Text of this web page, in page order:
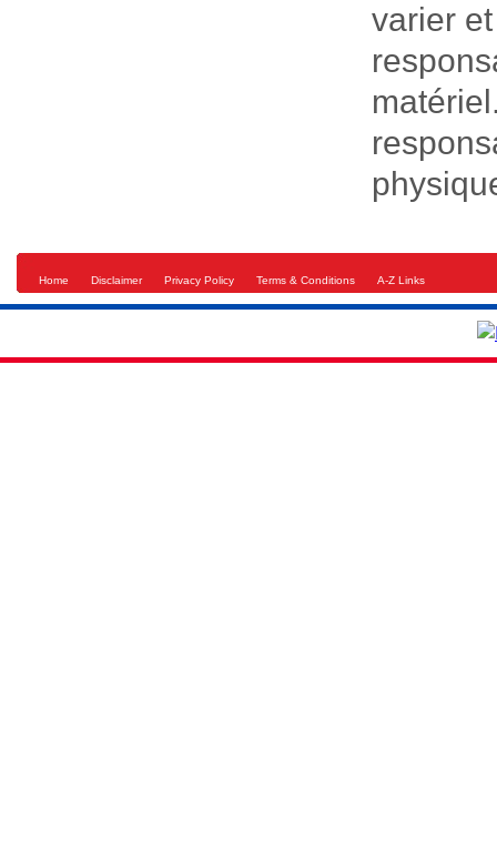
varier
Home Disclaimer Privacy Policy Terms & Conditions A-Z Links